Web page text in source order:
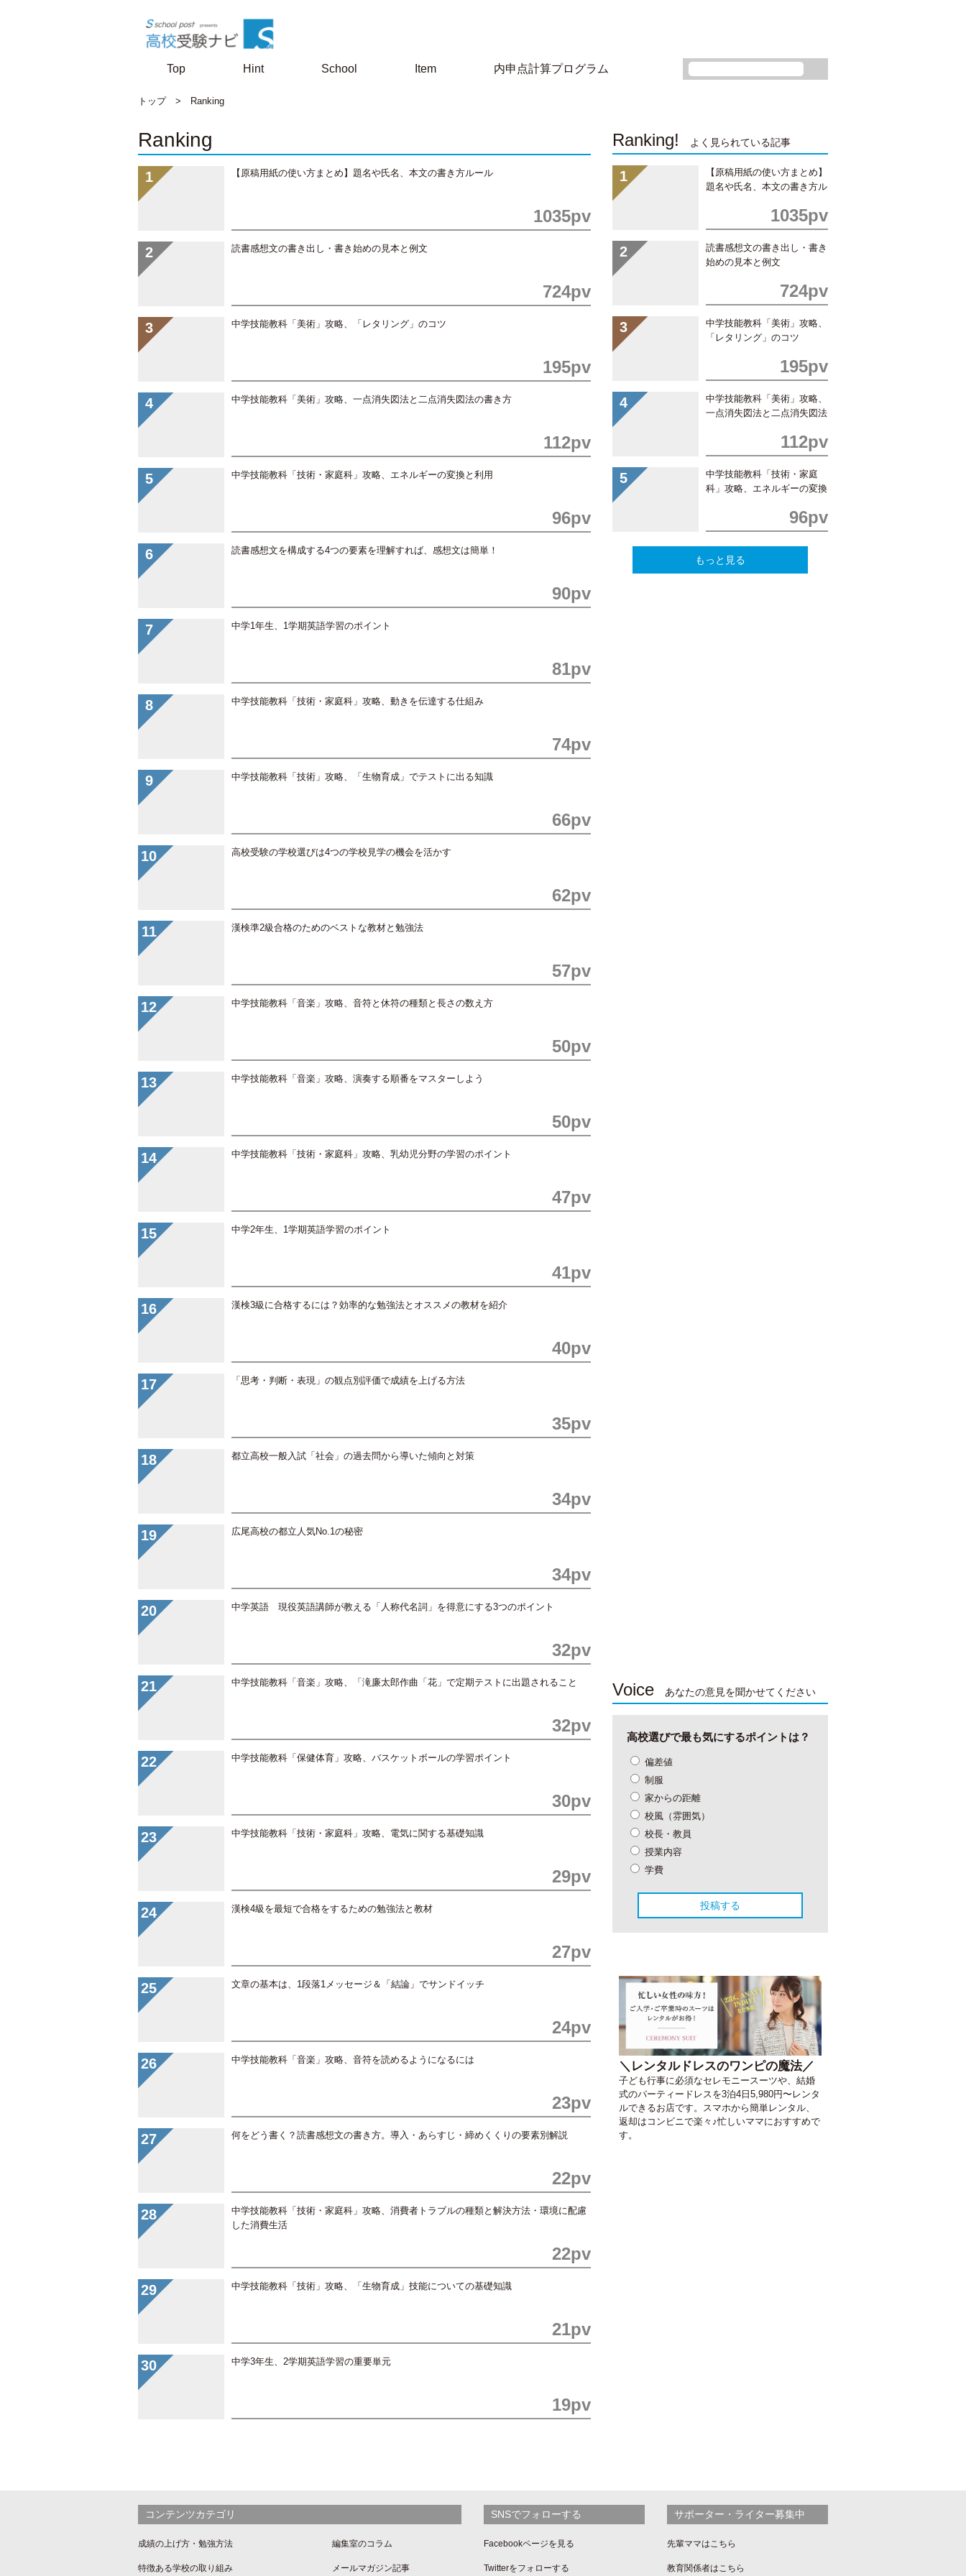
Top Hint School Item 内申点計算プログラム
トップ> Ranking
Ranking
【原稿用紙の使い方まとめ】題名や氏名、本文の書き方ルール
1035pv
読書感想文の書き出し・書き始めの見本と例文
724pv
中学技能教科「美術」攻略、「レタリング」のコツ
195pv
中学技能教科「美術」攻略、一点消失図法と二点消失図法の書き方
112pv
中学技能教科「技術・家庭科」攻略、エネルギーの変換と利用
96pv
読書感想文を構成する4つの要素を理解すれば、感想文は簡単！
90pv
中学1年生、1学期英語学習のポイント
81pv
中学技能教科「技術・家庭科」攻略、動きを伝達する仕組み
74pv
中学技能教科「技術」攻略、「生物育成」でテストに出る知識
66pv
高校受験の学校選びは4つの学校見学の機会を活かす
62pv
漢検準2級合格のためのベストな教材と勉強法
57pv
中学技能教科「音楽」攻略、音符と休符の種類と長さの数え方
50pv
中学技能教科「音楽」攻略、演奏する順番をマスターしよう
50pv
中学技能教科「技術・家庭科」攻略、乳幼児分野の学習のポイント
47pv
中学2年生、1学期英語学習のポイント
41pv
漢検3級に合格するには？効率的な勉強法とオススメの教材を紹介
40pv
「思考・判断・表現」の観点別評価で成績を上げる方法
35pv
都立高校一般入試「社会」の過去問から導いた傾向と対策
34pv
広尾高校の都立人気No.1の秘密
34pv
中学英語 現役英語講師が教える「人称代名詞」を得意にする3つのポイント
32pv
中学技能教科「音楽」攻略、「滝廉太郎作曲「花」で定期テストに出題されること
32pv
中学技能教科「保健体育」攻略、バスケットボールの学習ポイント
30pv
中学技能教科「技術・家庭科」攻略、電気に関する基礎知識
29pv
漢検4級を最短で合格をするための勉強法と教材
27pv
文章の基本は、1段落1メッセージ＆「結論」でサンドイッチ
24pv
中学技能教科「音楽」攻略、音符を読めるようになるには
23pv
何をどう書く？読書感想文の書き方。導入・あらすじ・締めくくりの要素別解説
22pv
中学技能教科「技術・家庭科」攻略、消費者トラブルの種類と解決方法・環境に配慮
した消費生活
22pv
中学技能教科「技術」攻略、「生物育成」技能についての基礎知識
21pv
中学3年生、2学期英語学習の重要単元
19pv
Ranking! よく見られている記事
【原稿用紙の使い方まとめ】
題名や氏名、本文の書き方ル
1035pv
読書感想文の書き出し・書き
始めの見本と例文
724pv
中学技能教科「美術」攻略、
「レタリング」のコツ
195pv
中学技能教科「美術」攻略、
一点消失図法と二点消失図法
112pv
中学技能教科「技術・家庭
科」攻略、エネルギーの変換
96pv
もっと見る
Voice あなたの意見を聞かせてください
高校選びで最も気にするポイントは？
偏差値
制服
家からの距離
校風（雰囲気）
校長・教員
授業内容
学費
＼レンタルドレスのワンピの魔法／
子ども行事に必須なセレモニースーツや、結婚
式のパーティードレスを3泊4日5,980円〜レンタ
ルできるお店です。スマホから簡単レンタル、
返却はコンビニで楽々♪忙しいママにおすすめで
す。
コンテンツカテゴリ
成績の上げ方・勉強方法
特徴ある学校の取り組み
編集室のコラム
メールマガジン記事
SNSでフォローする
Facebookページを見る
Twitterをフォローする
サポーター・ライター募集中
先輩ママはこちら
教育関係者はこちら